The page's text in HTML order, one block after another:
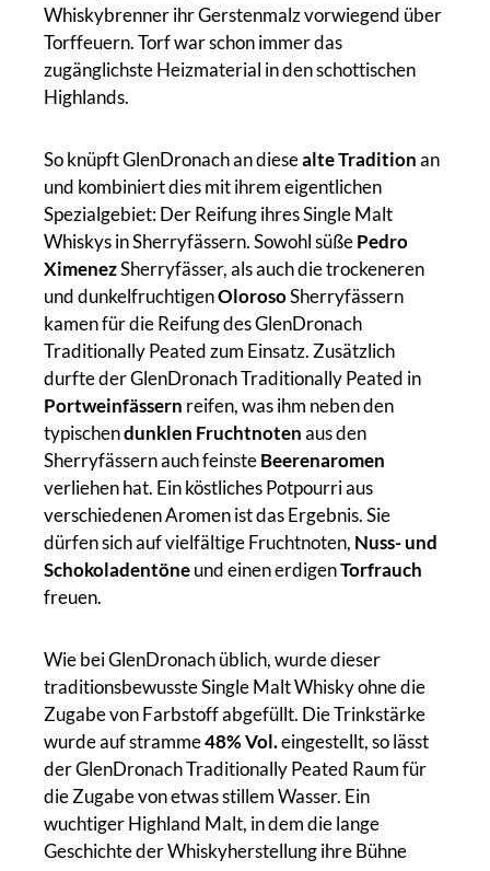
Whiskybrenner ihr Gerstenmalz vorwiegend über
Torffeuern. Torf war schon immer das
zugänglichste Heizmaterial in den schottischen
Highlands.
So knüpft GlenDronach an diesealte Traditionan
und kombiniert dies mit ihrem eigentlichen
Spezialgebiet: Der Reifung ihres Single Malt
Whiskys in Sherryfässern. Sowohl süßePedro
XimenezSherryfässer, als auch die trockeneren
und dunkelfruchtigenOlorosoSherryfässern
kamen für die Reifung des GlenDronach
Traditionally Peated zum Einsatz. Zusätzlich
durfte der GlenDronach Traditionally Peated in
Portweinfässern reifen, was ihm neben den
typischendunklen Fruchtnotenaus den
Sherryfässern auch feinsteBeerenaromen
verliehen hat. Ein köstliches Potpourri aus
verschiedenen Aromen ist das Ergebnis. Sie
dürfen sich auf vielfältige Fruchtnoten, Nuss- und
Schokoladentöneund einen erdigenTorfrauch
freuen.
Wie bei GlenDronach üblich, wurde dieser
traditionsbewusste Single Malt Whisky ohne die
Zugabe von Farbstoff abgefüllt. Die Trinkstärke
wurde auf stramme48% Vol.eingestellt, so lässt
der GlenDronach Traditionally Peated Raum für
die Zugabe von etwas stillem Wasser. Ein
wuchtiger Highland Malt, in dem die lange
Geschichte der Whiskyherstellung ihre Bühne